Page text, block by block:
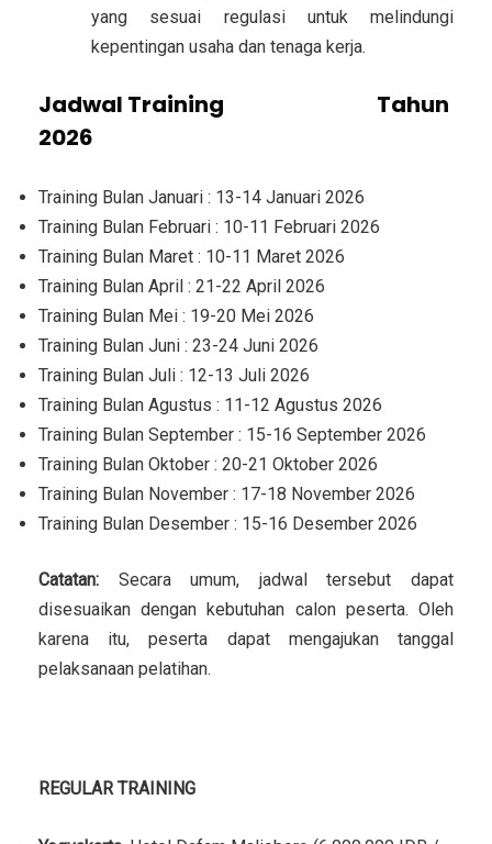
yang sesuai regulasi untuk melindungi
kepentingan usaha dan tenaga kerja.
Jadwal Training
Tahun
2026
Training Bulan Januari : 13-14 Januari 2026
Training Bulan Februari : 10-11 Februari 2026
Training Bulan Maret : 10-11 Maret 2026
Training Bulan April : 21-22 April 2026
Training Bulan Mei : 19-20 Mei 2026
Training Bulan Juni : 23-24 Juni 2026
Training Bulan Juli : 12-13 Juli 2026
Training Bulan Agustus : 11-12 Agustus 2026
Training Bulan September : 15-16 September 2026
Training Bulan Oktober : 20-21 Oktober 2026
Training Bulan November : 17-18 November 2026
Training Bulan Desember : 15-16 Desember 2026
Catatan: Secara umum, jadwal tersebut dapat
disesuaikan dengan kebutuhan calon peserta. Oleh
karena itu, peserta dapat mengajukan tanggal
pelaksanaan pelatihan.
REGULAR TRAINING